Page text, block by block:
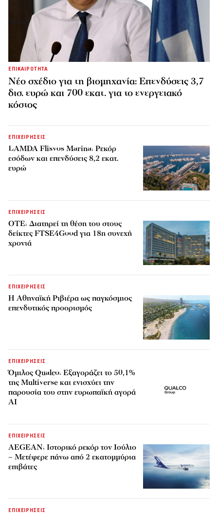
ΕΠΙΚΑΙΡΟΤΗΤΑ
Νέο σχέδιο για τη βιομηχανία: Επενδύσεις 3,7
δισ. ευρώ και 700 εκατ. για το ενεργειακό
κόστος
ΕΠΙΧΕΙΡΗΣΕΙΣ
LAMDA Flisvos Marina: Ρεκόρ
εσόδων και επενδύσεις 8,2 εκατ.
ευρώ
ΕΠΙΧΕΙΡΗΣΕΙΣ
ΟΤΕ: Διατηρεί τη θέση του στους
δείκτες FTSE4Good για 18η συνεχή
χρονιά
ΕΠΙΧΕΙΡΗΣΕΙΣ
Η Αθηναϊκή Ριβιέρα ως παγκόσμιος
επενδυτικός προορισμός
ΕΠΙΧΕΙΡΗΣΕΙΣ
Όμιλος Qualco: Εξαγοράζει το 50,1%
της Multiverse και ενισχύει την
παρουσία του στην ευρωπαϊκή αγορά
AI
ΕΠΙΧΕΙΡΗΣΕΙΣ
AEGEAN: Ιστορικό ρεκόρ τον Ιούλιο
– Μετέφερε πάνω από 2 εκατομμύρια
επιβάτες
ΕΠΙΧΕΙΡΗΣΕΙΣ